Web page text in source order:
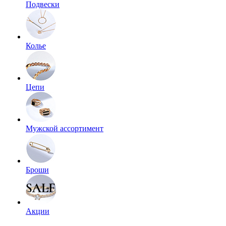
Подвески
Колье
Цепи
Мужской ассортимент
Броши
Акции